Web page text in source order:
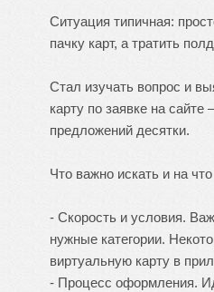
Ситуация типичная:
пачку карт, а тратить
Стал изучать вопрос и
карту по заявке на
предложений десятки.
Что важно искать и на
- Скорость и условия.
нужные категории.
виртуальную карту в
- Процесс оформления.